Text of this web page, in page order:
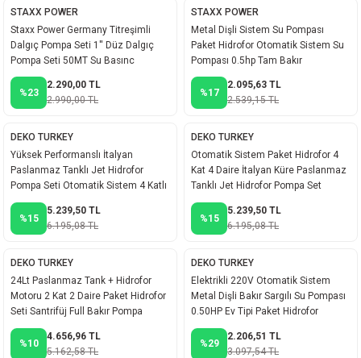
STAXX POWER
Staxx Power Germany Titreşimli
Dalgıç Pompa Seti 1'' Düz Dalgıç
Pompa Seti 50MT Su Basınc
%23
2.290,00 TL
2.990,00 TL
STAXX POWER
Metal Dişli Sistem Su Pompası
Paket Hidrofor Otomatik Sistem Su
Pompası 0.5hp Tam Bakır
Sargı+Rakor
%17
2.095,63 TL
2.539,15 TL
DEKO TURKEY
Yüksek Performanslı İtalyan
Paslanmaz Tanklı Jet Hidrofor
Pompa Seti Otomatik Sistem 4 Katlı
4 Daire
%15
5.239,50 TL
6.195,08 TL
DEKO TURKEY
Otomatik Sistem Paket Hidrofor 4
Kat 4 Daire İtalyan Küre Paslanmaz
Tanklı Jet Hidrofor Pompa Set
%15
5.239,50 TL
6.195,08 TL
DEKO TURKEY
24Lt Paslanmaz Tank + Hidrofor
Motoru 2 Kat 2 Daire Paket Hidrofor
Seti Santrifüj Full Bakır Pompa
%10
4.656,96 TL
5.162,58 TL
DEKO TURKEY
Elektrikli 220V Otomatik Sistem
Metal Dişli Bakır Sargılı Su Pompası
0.50HP Ev Tipi Paket Hidrofor
%29
2.206,51 TL
3.097,54 TL